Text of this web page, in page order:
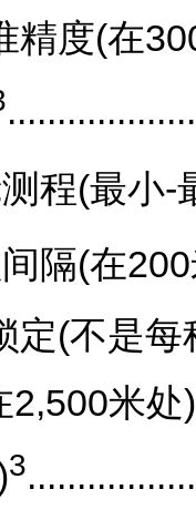
精度(在
程(最小-
隔(在
定(不是每
2,500米处)
3